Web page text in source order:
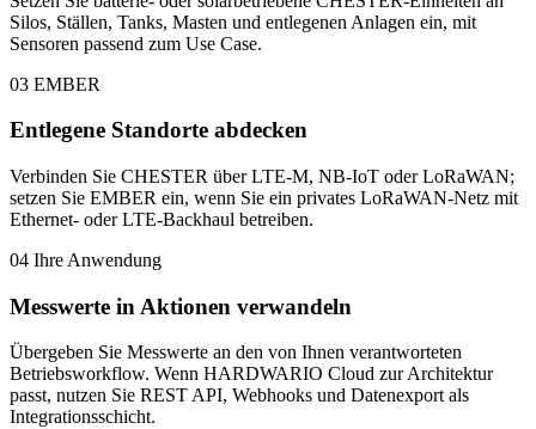
Silos, Ställen, Tanks, Masten und entlegenen Anlagen ein, mit
Sensoren passend zum Use Case.
03 EMBER
Entlegene Standorte abdecken
Verbinden Sie CHESTER über LTE-M, NB-IoT oder LoRaWAN;
setzen Sie EMBER ein, wenn Sie ein privates LoRaWAN-Netz mit
Ethernet- oder LTE-Backhaul betreiben.
04 Ihre Anwendung
Messwerte in Aktionen verwandeln
Übergeben Sie Messwerte an den von Ihnen verantworteten
Betriebsworkflow. Wenn HARDWARIO Cloud zur Architektur
passt, nutzen Sie REST API, Webhooks und Datenexport als
Integrationsschicht.